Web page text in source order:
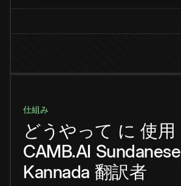
仕組み
どうやって に 使用
CAMB.AI Sundanese
Kannada 翻訳者